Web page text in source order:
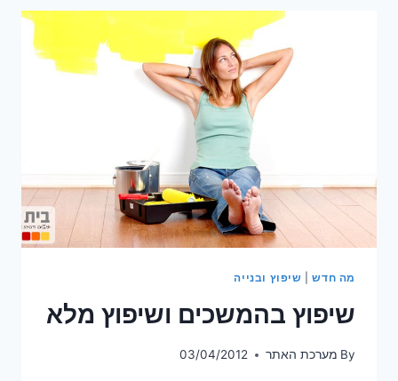
מה חדש| שיפוץ ובנייה
שיפוץ בהמשכים ושיפוץ מלא
By מערכת האתר 03/04/2012